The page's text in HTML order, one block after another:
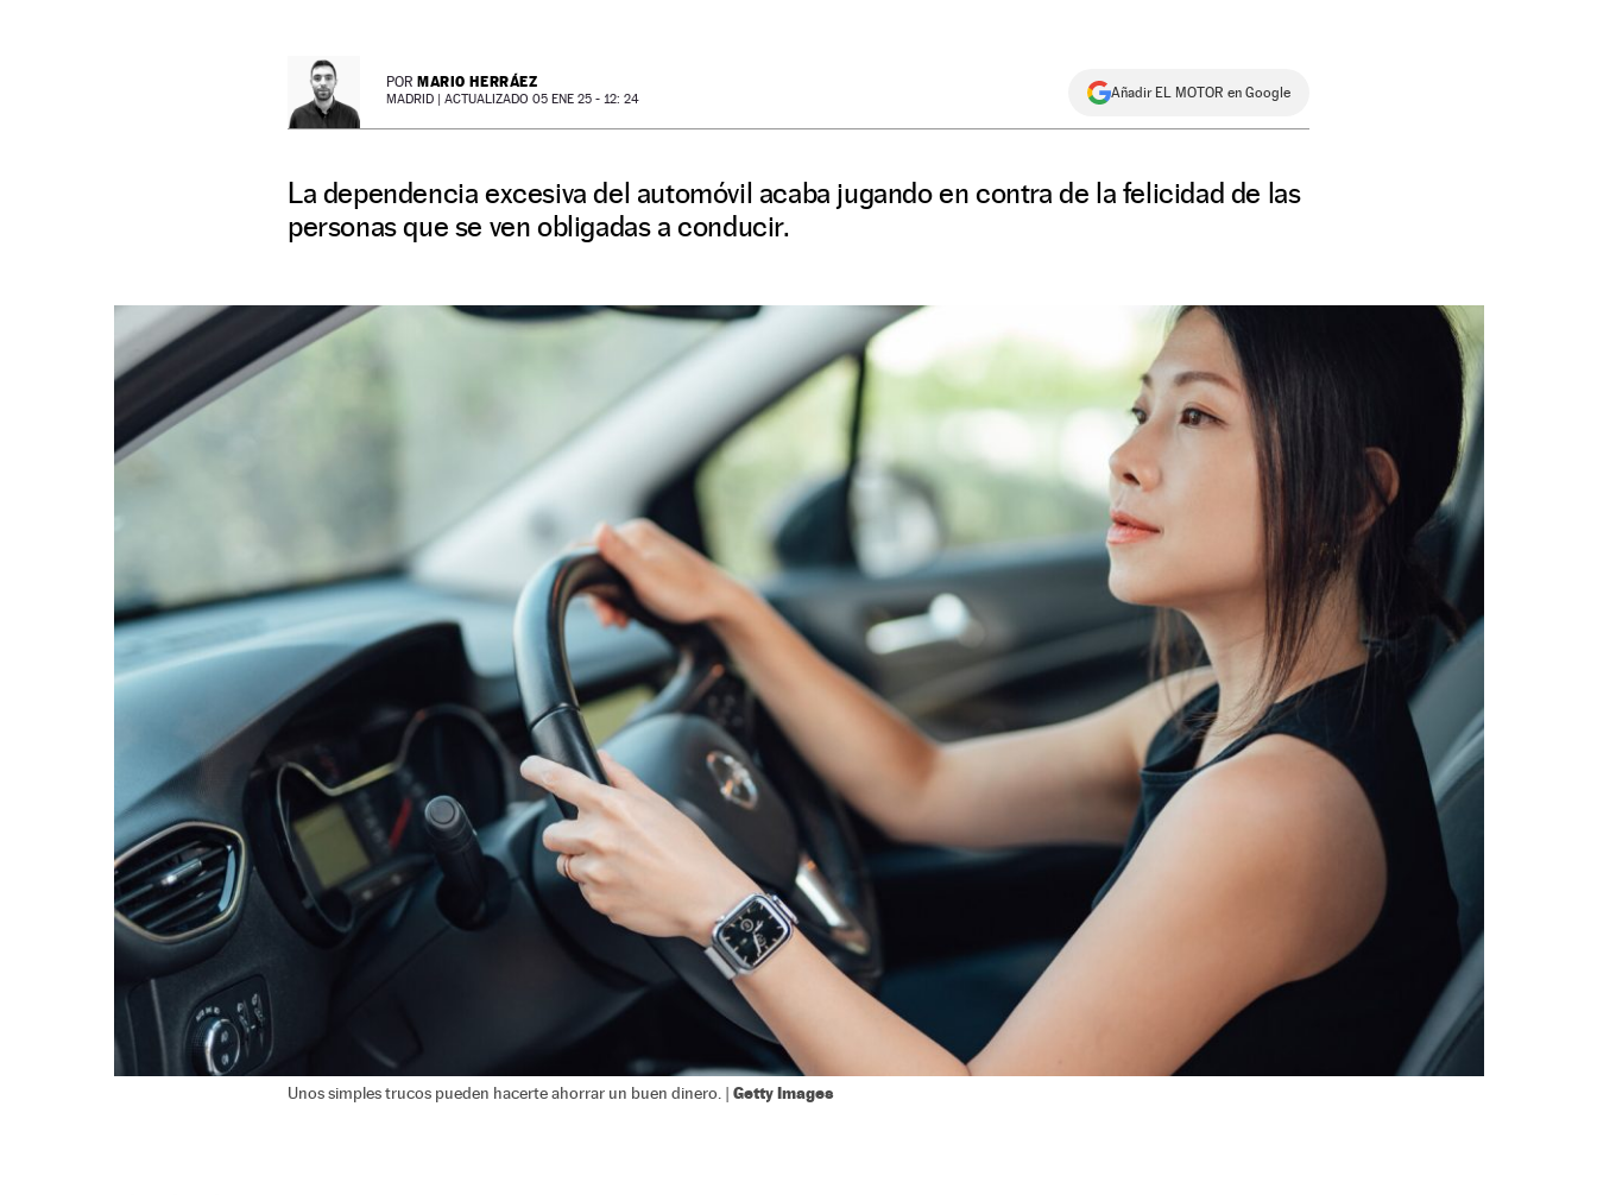
POR MARIO HERRÁEZ
MADRID | ACTUALIZADO 05 ENE 25 - 12: 24 Añadir EL MOTOR en Google
La dependencia excesiva del automóvil acaba jugando en contra de la felicidad de las
personas que se ven obligadas a conducir.
Unos simples trucos pueden hacerte ahorrar un buen dinero. | Getty Images